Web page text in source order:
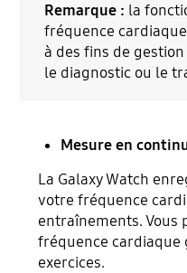
Remarque : la
fréquence
à des fins de
le diagnostic ou le
Mesure en
La Galaxy Watch
votre fréquence
entraînements. Vous
fréquence cardiaque
exercices.